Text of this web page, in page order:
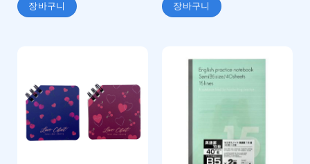
장바구니 장바구니